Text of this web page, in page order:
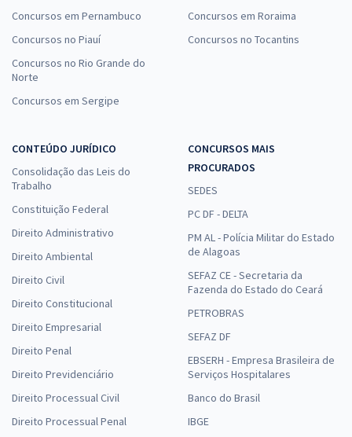
Concursos em Pernambuco
Concursos no Piauí
Concursos no Rio Grande do
Norte
Concursos em Sergipe
Concursos em Roraima
Concursos no Tocantins
CONTEÚDO JURÍDICO
Consolidação das Leis do
Trabalho
Constituição Federal
Direito Administrativo
Direito Ambiental
Direito Civil
Direito Constitucional
Direito Empresarial
Direito Penal
Direito Previdenciário
Direito Processual Civil
Direito Processual Penal
CONCURSOS MAIS
PROCURADOS
SEDES
PC DF - DELTA
PM AL - Polícia Militar do Estado
de Alagoas
SEFAZ CE - Secretaria da
Fazenda do Estado do Ceará
PETROBRAS
SEFAZ DF
EBSERH - Empresa Brasileira de
Serviços Hospitalares
Banco do Brasil
IBGE